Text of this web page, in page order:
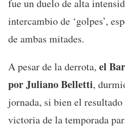
fue un duelo de alta
intercambio de ‘golpes’,
de ambas mitades.
A pesar de la derrota, el
por Juliano Belletti,
jornada, si bien el
victoria de la temporada